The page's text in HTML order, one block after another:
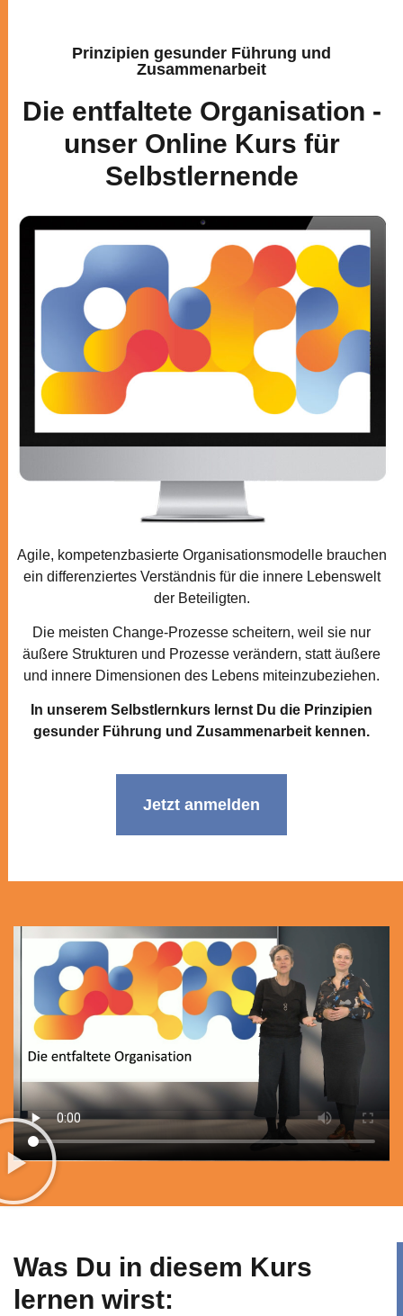
Prinzipien gesunder Führung und
Zusammenarbeit
Die entfaltete Organisation -
unser Online Kurs für
Selbstlernende
Agile, kompetenzbasierte Organisationsmodelle brauchen
ein differenziertes Verständnis für die innere Lebenswelt
der Beteiligten.
Die meisten Change-Prozesse scheitern, weil sie nur
äußere Strukturen und Prozesse verändern, statt äußere
und innere Dimensionen des Lebens miteinzubeziehen.
In unserem Selbstlernkurs lernst Du die Prinzipien
gesunder Führung und Zusammenarbeit kennen.
Jetzt anmelden
Was Du in diesem Kurs
lernen wirst: